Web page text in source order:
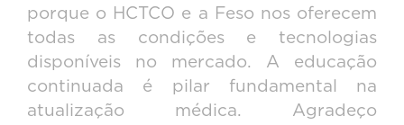
porque o HCTCO e a Feso nos oferecem
todas as condições e tecnologias
disponíveis no mercado. A educação
continuada é pilar fundamental na
atualização médica. Agradeço